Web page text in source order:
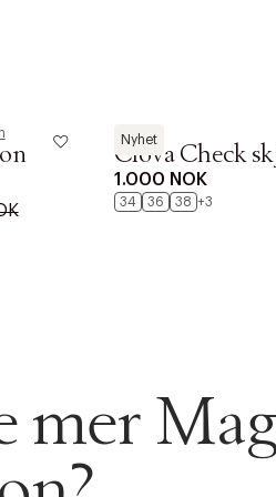
Nyhet
A-VIEW
Clova Check
1.000 NOK
34 36 38 +3
mer
returrett
IKKE PRODUKTET BLI